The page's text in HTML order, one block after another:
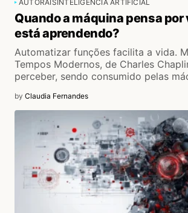
AUTORAIS INTELIGÊNCIA ARTIFICIAL
Quando a máquina pensa por
está aprendendo?
Automatizar funções facilita a vida.
Tempos Modernos, de Charles
perceber, sendo consumido pelas
by Claudia Fernandes